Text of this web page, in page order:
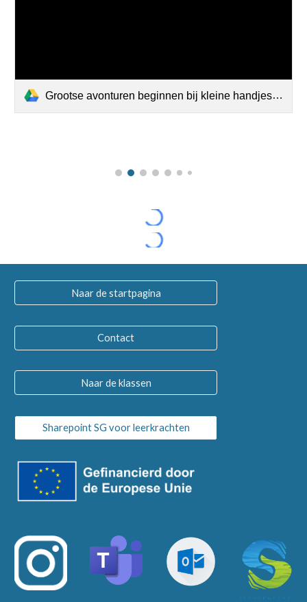
Grootse avonturen beginnen bij kleine handjes (2).mp4
Naar de startpagina
Contact
Naar de klassen
Sharepoint SG voor leerkrachten